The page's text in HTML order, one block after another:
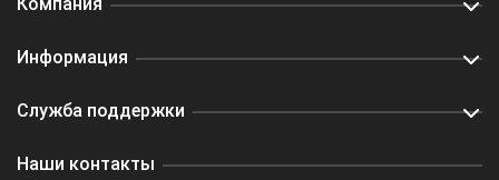
Информация
Служба поддержки
Наши контакты